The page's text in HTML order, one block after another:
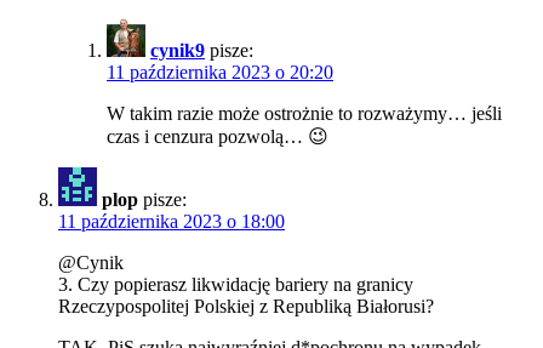
cynik9 pisze:
11 października 2023 o 20:20
W takim razie może ostrożnie to rozważymy… jeśli
czas i cenzura pozwolą… 😉
plop pisze:
11 października 2023 o 18:00
@Cynik
3. Czy popierasz likwidację bariery na granicy
Rzeczypospolitej Polskiej z Republiką Białorusi?